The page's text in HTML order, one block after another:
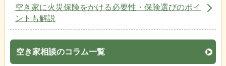
空き家に火災保険をかける必要性・保険選びのポイ
ントも解説
空き家相談のコラム一覧